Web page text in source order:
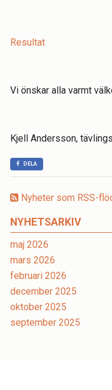
Nyheter som RSS-
NYHETSARKIV
maj 2026
mars 2026
februari 2026
december 2025
oktober 2025
september 2025
Resultat
Vi önskar alla varmt
Kjell Andersson,
DELA